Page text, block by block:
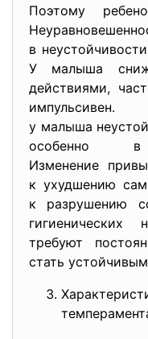
Поэтому
в
У малыша
действиями,
импульсивен.
у малыша
особенно
Изменение
к ухудшению
к разрушению
гигиенических
требуют
стать